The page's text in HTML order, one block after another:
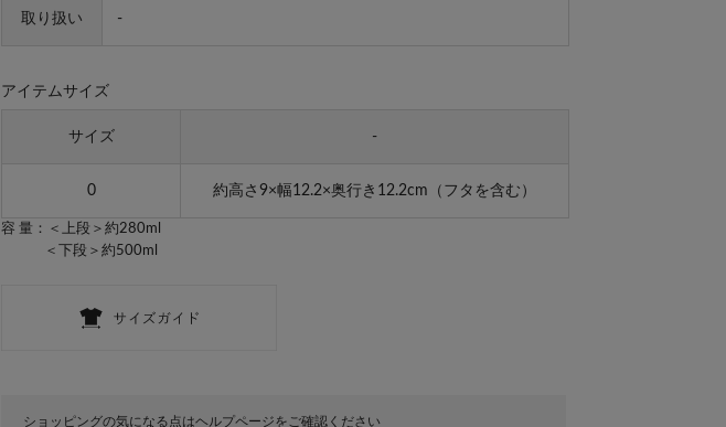
取り扱い -
アイテムサイズ
サイズ -
0 約高さ9×幅12.2×奥行き12.2cm（フタを含む）
容 量：＜上段＞約280ml
＜下段＞約500ml
ショッピングの気になる点はヘルプページをご確認ください